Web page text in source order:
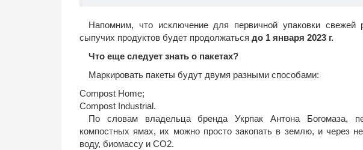
Напомним, что исключение для первичной упаковки
сыпучих продуктов будет продолжаться до 1 января 2023 г.
Что еще следует знать о пакетах?
Маркировать пакеты будут двумя разными способами:
Compost Home;
Compost Industrial.
По словам владельца бренда Укрпак Антона Богомаза,
компостных ямах, их можно просто закопать в землю, и через
воду, биомассу и СО2.